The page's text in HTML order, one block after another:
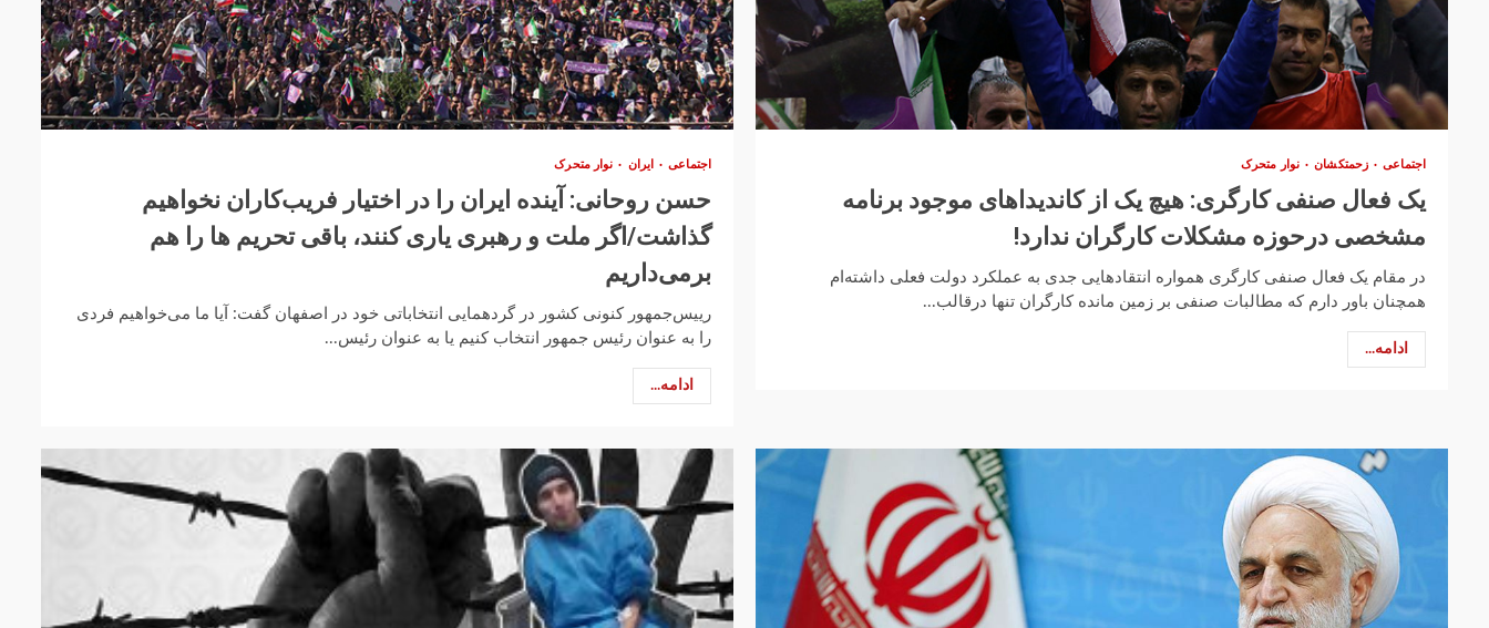
اجتماعی زحمتکشان نوار متحرک
یک فعال صنفی کارگری: هیچ یک از کاندیداهای موجود برنامه‌
مشخصی درحوزه مشکلات کارگران ندارد!
در مقام یک فعال صنفی کارگری همواره انتقادهایی جدی به عملکرد دولت فعلی داشته‌ام
همچنان باور دارم که مطالبات صنفی بر زمین مانده کارگران تنها درقالب...
ادامه...
اجتماعی ایران نوار متحرک
حسن روحانی: آینده ایران را در اختیار فریب‌کاران نخواهیم
گذاشت/اگر ملت و رهبری یاری کنند، باقی تحریم ها را هم
برمی‌داریم
رییس‌جمهور کنونی کشور در گردهمایی انتخاباتی خود در اصفهان گفت: آیا ما می‌خواهیم فردی
را به عنوان رئیس جمهور انتخاب کنیم یا به عنوان رئیس...
ادامه...